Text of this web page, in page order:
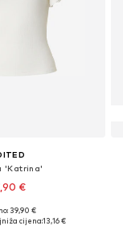
'Katrina'
€
XS, S, M, L
39,90 €
cijena:13,16 €